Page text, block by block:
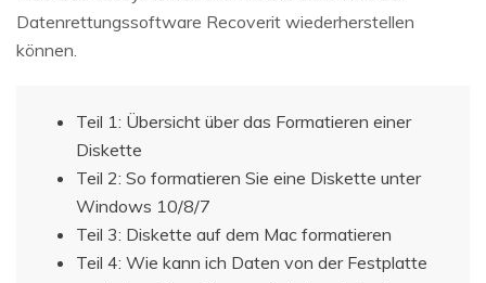
Datenrettungssoftware Recoverit wiederherstellen
können.
Teil 1: Übersicht über das Formatieren einer
Diskette
Teil 2: So formatieren Sie eine Diskette unter
Windows 10/8/7
Teil 3: Diskette auf dem Mac formatieren
Teil 4: Wie kann ich Daten von der Festplatte